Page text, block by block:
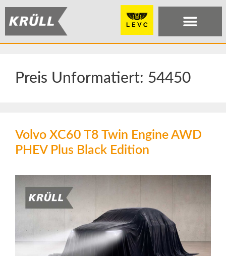
Preis Unformatiert: 54450
Volvo XC60 T8 Twin Engine AWD
PHEV Plus Black Edition